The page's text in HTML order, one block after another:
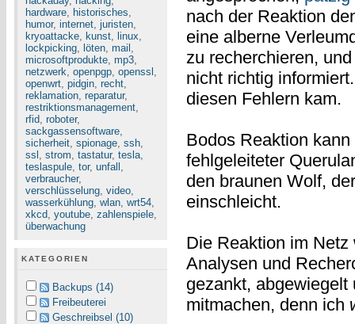
hardware, historisches,
humor, internet, juristen,
kryoattacke, kunst, linux,
lockpicking, löten, mail ,
microsoftprodukte, mp3,
netzwerk, openpgp, openssl ,
openwrt, pidgin, recht,
reklamation, reparatur,
restriktionsmanagement,
rfid, roboter,
sackgassensoftware,
sicherheit, spionage, ssh,
ssl , strom, tastatur, tesla,
teslaspule, tor, unfall ,
verbraucher,
verschlüsselung, video,
wasserkühlung, wlan, wrt54,
xkcd, youtube, zahlenspiele,
überwachung
KATEGORIEN
Backups (14)
Freibeuterei
Geschreibsel (10)
nach der Reaktion
eine alberne
zu recherchieren,
nicht richtig
diesen Fehlern kam.
Bodos Reaktion
fehlgeleiteter
den braunen Wolf,
einschleicht.
Die Reaktion im
Analysen und
gezankt,
mitmachen, denn ich